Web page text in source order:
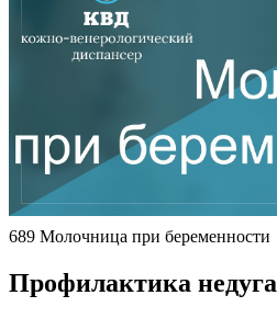
689 Молочница при беременности
Профилактика недуга